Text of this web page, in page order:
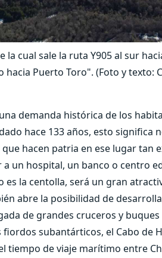
cual sale la ruta Y905 al sur
Puerto Toro". (Foto y texto:
demanda histórica de los
hace 133 años, esto significa
hacen patria en ese lugar tan
un hospital, un banco o centro
la centolla, será un gran
abre la posibilidad de
de grandes cruceros y
fiordos subantárticos, el Cabo de
tiempo de viaje marítimo entre